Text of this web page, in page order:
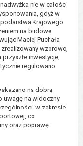
nie w całości
gdyż w
Krajowego
na budowę
Maciej Puchała
wzorowo,
inwestycje,
regulowano
na dobrą
uwagę na widoczny
w zakresie
co
oraz poprawę